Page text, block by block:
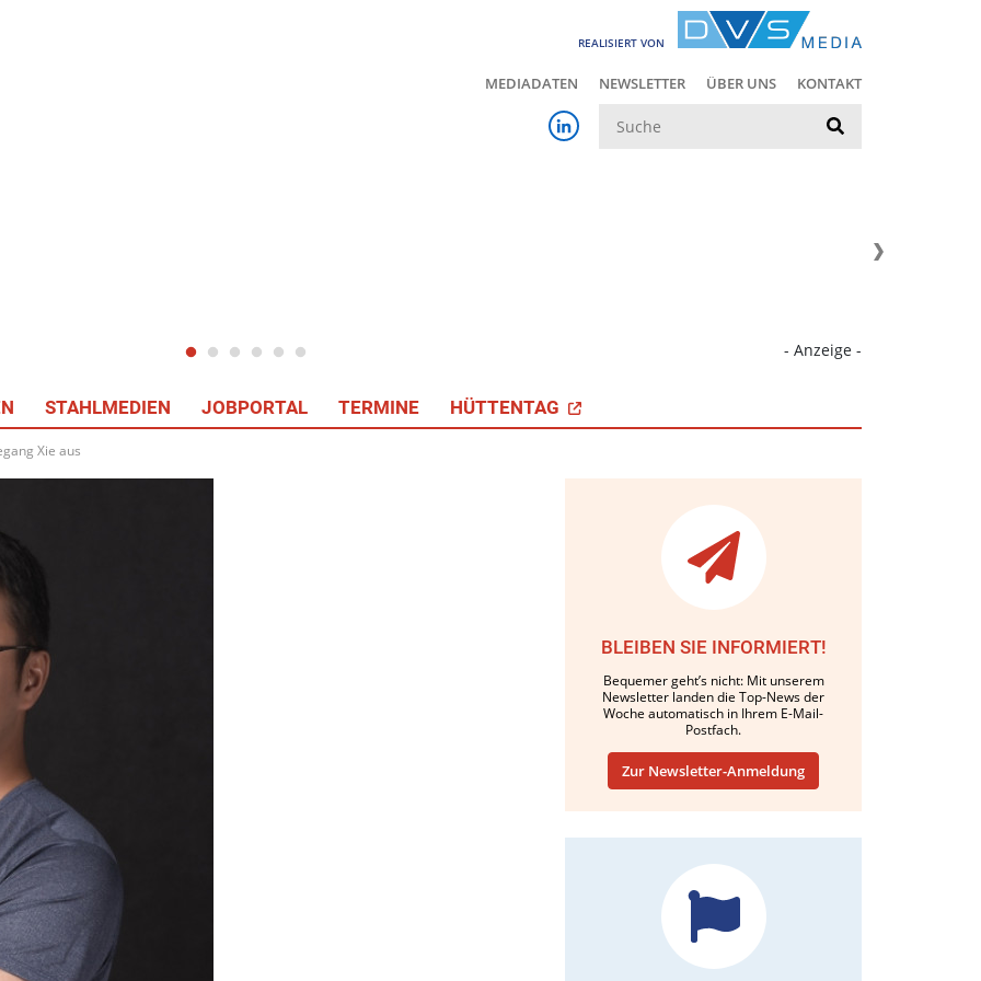
REALISIERT VON
MEDIADATEN NEWSLETTER ÜBER UNS KONTAKT
- Anzeige -
STAHLMEDIEN JOBPORTAL TERMINE HÜTTENTAG
Xie aus
BLEIBEN SIE INFORMIERT!
Bequemer geht’s nicht: Mit unserem
Newsletter landen die Top-News der
Woche automatisch in Ihrem E-Mail-
Postfach.
Zur Newsletter-Anmeldung